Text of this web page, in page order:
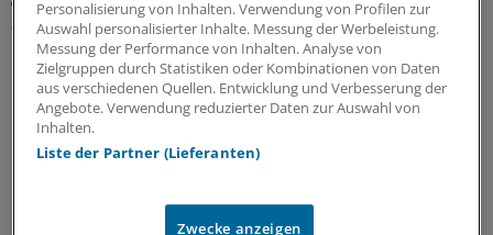
zu tun und Patienten „Leid und Siechtum“ zu ersparen,
hieß es in seiner Erklärung. Zum Abschluss des
Prozesses entschuldigte er sich erneut bei den
Hinterbliebenen.
Der Arzt, der verheiratet ist und einen Sohn im
Untersuchungshaft. Auslöser der Ermittlungen waren
Personalisierung von Inhalten. Verwendung von Profilen zur
Auswahl personalisierter Inhalte. Messung der Werbeleistung.
Messung der Performance von Inhalten. Analyse von
Zielgruppen durch Statistiken oder Kombinationen von Daten
aus verschiedenen Quellen. Entwicklung und Verbesserung der
Angebote. Verwendung reduzierter Daten zur Auswahl von
Inhalten.
Liste der Partner (Lieferanten)
Zwecke anzeigen